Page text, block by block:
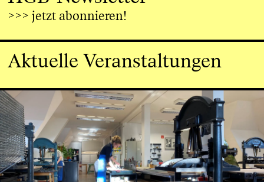
>>> jetzt abonnieren!
Aktuelle Veranstaltungen